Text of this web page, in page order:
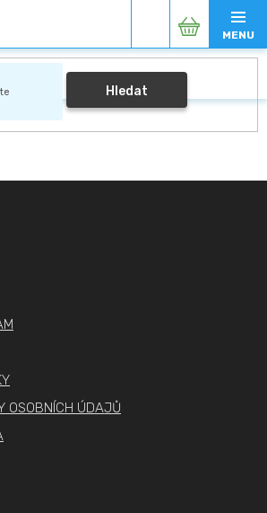
Hledat
Nákupní
košík
OSOBNÍCH ÚDAJŮ